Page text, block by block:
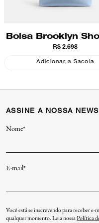
Bolsa Brooklyn
28 Coach
R$ 2.698
Adicionar a Sacola
ASSINE A NOSSA
Nome*
E-mail*
Você está se inscrevendo para receber
qualquer momento. Leia nossaPolítica